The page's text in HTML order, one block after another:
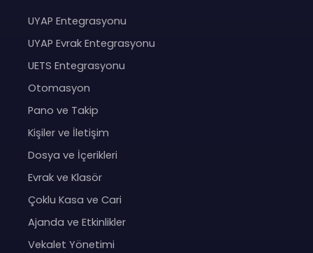
UYAP Entegrasyonu
UYAP Evrak Entegrasyonu
UETS Entegrasyonu
Otomasyon
Pano ve Takip
Kişiler ve İletişim
Dosya ve İçerikleri
Evrak ve Klasör
Çoklu Kasa ve Cari
Ajanda ve Etkinlikler
Vekalet Yönetimi